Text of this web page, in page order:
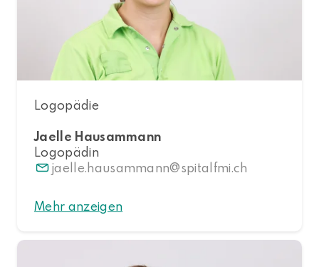
Logopädie
Jaelle Hausammann
Logopädin
jaelle.hausammann
spitalfmi.ch
Mehr anzeigen